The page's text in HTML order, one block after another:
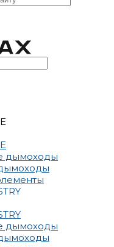
дымоходы
дымоходы